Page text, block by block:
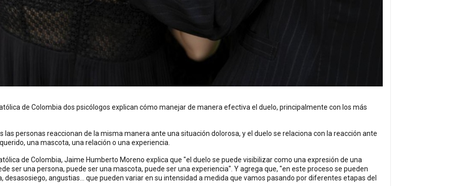
de Colombia dos psicólogos explican cómo manejar de manera efectiva el duelo, principalmente con los más
las personas reaccionan de la misma manera ante una situación dolorosa, y el duelo se relaciona con la reacción ante
una mascota, una relación o una experiencia.
de Colombia, Jaime Humberto Moreno explica que "el duelo se puede visibilizar como una expresión de una
ser una persona, puede ser una mascota, puede ser una experiencia". Y agrega que, "en este proceso se pueden
angustias... que pueden variar en su intensidad a medida que vamos pasando por diferentes etapas del